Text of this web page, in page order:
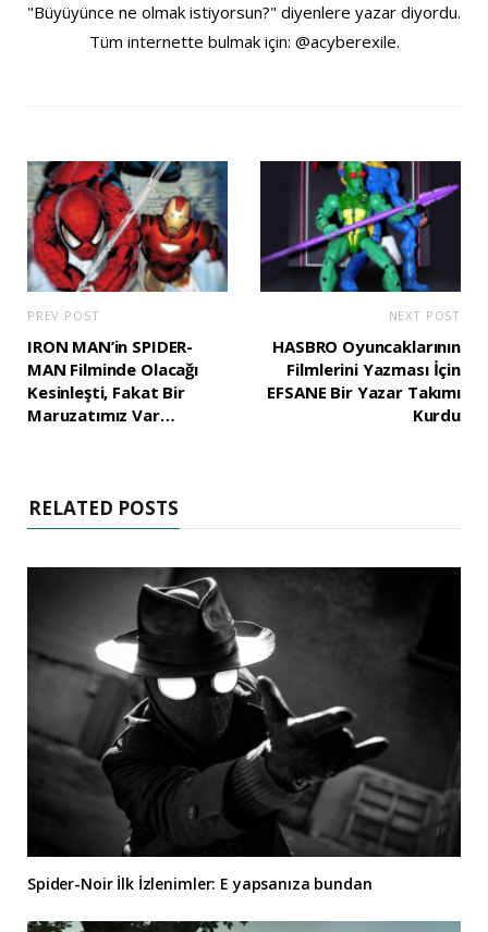
"Büyüyünce ne olmak istiyorsun?" diyenlere yazar diyordu.
Tüm internette bulmak için: @acyberexile.
PREV POST
IRON MAN’in SPIDER-
MAN Filminde Olacağı
Kesinleşti, Fakat Bir
Maruzatımız Var…
NEXT POST
HASBRO Oyuncaklarının
Filmlerini Yazması İçin
EFSANE Bir Yazar Takımı
Kurdu
RELATED POSTS
Spider-Noir İlk İzlenimler: E yapsanıza bundan